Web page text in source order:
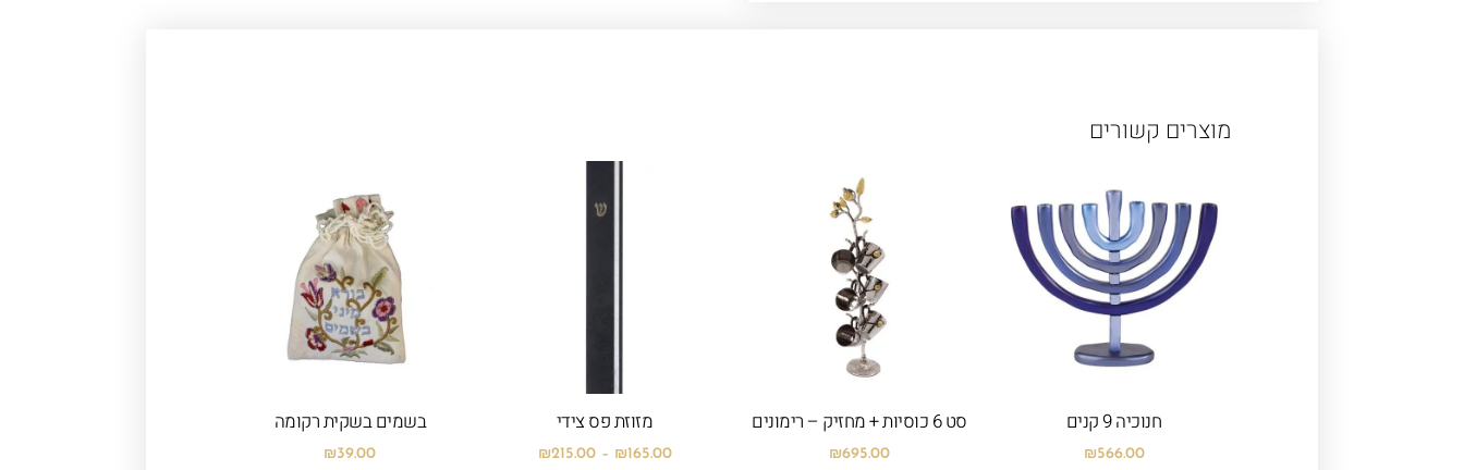
מוצרים קשורים
חנוכיה 9 קנים
₪566.00
סט 6 כוסיות + מחזיק – רימונים
₪695.00
מזוזת פס צידי
₪165.00
–
₪215.00
בשמים בשקית רקומה
₪39.00